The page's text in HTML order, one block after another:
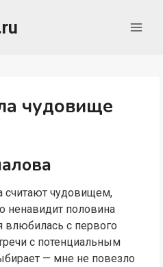
чудовище
считают чудовищем,
ненавидит половина
влюбилась с первого
с потенциальным
— мне не повезло